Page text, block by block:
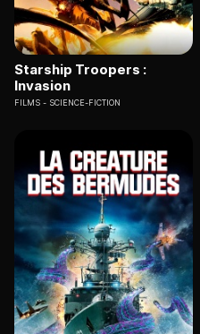
Starship Troopers :
Invasion
FILMS SCIENCE-FICTION